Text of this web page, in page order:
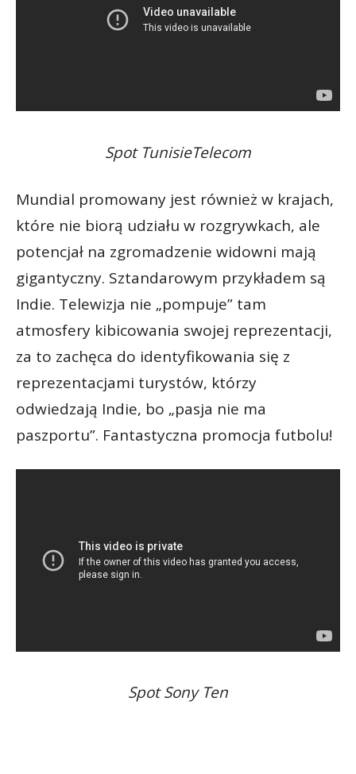
Spot TunisieTelecom
Mundial promowany jest również w krajach,
które nie biorą udziału w rozgrywkach, ale
potencjał na zgromadzenie widowni mają
gigantyczny. Sztandarowym przykładem są
Indie. Telewizja nie „pompuje” tam
atmosfery kibicowania swojej reprezentacji,
za to zachęca do identyfikowania się z
reprezentacjami turystów, którzy
odwiedzają Indie, bo „pasja nie ma
paszportu”. Fantastyczna promocja futbolu!
Spot Sony Ten